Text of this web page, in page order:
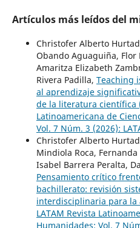
Artículos más leídos del
Christofer Alberto
Obando Aguaguiña, Flor
Amaritza Elizabeth
Rivera Padilla, Teaching
al aprendizaje
de la literatura científica
Latinoamericana de
Vol. 7 Núm. 3 (2026):
Christofer Alberto
Mindiola Roca,
Isabel Barrera Peralta,
Pensamiento crítico
bachillerato: revisión
interdisciplinaria para la
LATAM Revista
Humanidades: Vol. 7